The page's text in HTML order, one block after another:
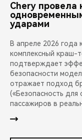
Chery провела
ударами
В апреле 2026 года
комплексный краш-
подтверждает
безопасности
отражает подход
(«Безопасность
пассажиров в